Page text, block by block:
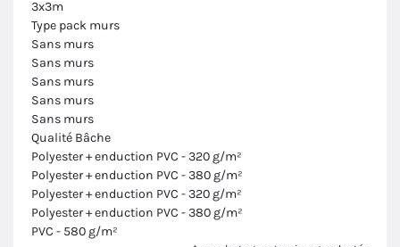
3x3m
Type pack murs
Sans murs
Sans murs
Sans murs
Sans murs
Sans murs
Qualité Bâche
Polyester + enduction PVC - 320 g/m²
Polyester + enduction PVC - 380 g/m²
Polyester + enduction PVC - 320 g/m²
Polyester + enduction PVC - 380 g/m²
PVC - 580 g/m²